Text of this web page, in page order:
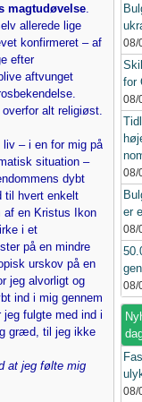
magtudøvelse.
allerede lige
konfirmeret – af
efter
aftvunget
alt religiøst.
– i en for mig på
situation –
dybt
til hvert enkelt
af en Kristus Ikon
i et
på en mindre
urskov på en
jeg alvorligt og
ind i mig gennem
fulgte med ind i
græd, til jeg ikke
at jeg følte mig
08/
for
08/
08/
er
08/
08/
08/